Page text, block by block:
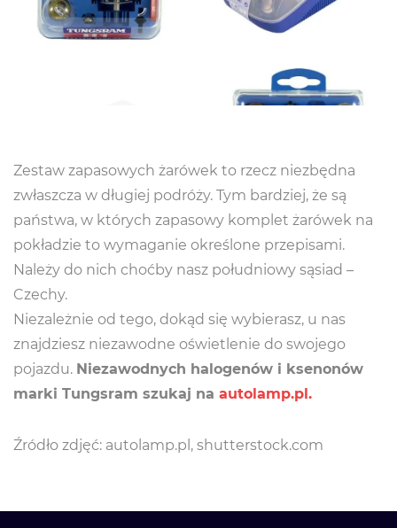
Zestaw zapasowych żarówek to rzecz niezbędna
zwłaszcza w długiej podróży. Tym bardziej, że są
państwa, w których zapasowy komplet żarówek na
pokładzie to wymaganie określone przepisami.
Należy do nich choćby nasz południowy sąsiad –
Czechy.
Niezależnie od tego, dokąd się wybierasz, u nas
znajdziesz niezawodne oświetlenie do swojego
pojazdu. Niezawodnych halogenów i ksenonów
marki Tungsram szukaj na autolamp.pl.
Źródło zdjęć: autolamp.pl, shutterstock.com